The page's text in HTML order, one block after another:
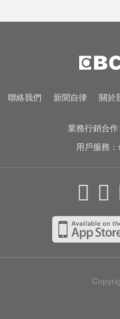
恐被扣二代健
NBA／名人
勝場史上第2多
台玻夫人挨控
聯絡我們 新聞自律 關於
業務行銷合作
用戶服務：